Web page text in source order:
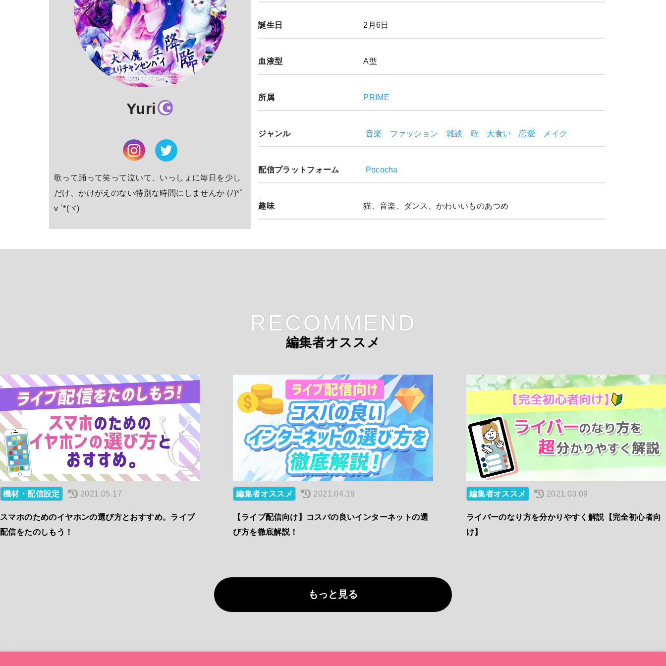
Yuri
歌って踊って笑って泣いて、いっしょに毎日を少し
だけ、かけがえのない特別な時間にしませんか (ﾉ)*´
v `*(ヾ)
誕生日 2月6日
血液型A型
所属 PRIME
ジャンル 音楽 ファッション 雑談 歌 大食い 恋愛 メイク
配信プラットフォーム Pococha
趣味猫、音楽、ダンス、かわいいものあつめ
RECOMMEND
編集者オススメ
機材・配信設定 2021.05.17
スマホのためのイヤホンの選び方とおすすめ。ライブ
配信をたのしもう！
編集者オススメ 2021.04.19
【ライブ配信向け】コスパの良いインターネットの選
び方を徹底解説！
編集者オススメ 2021.03.09
ライバーのなり方を分かりやすく解説【完全初心者向
け】
もっと見る